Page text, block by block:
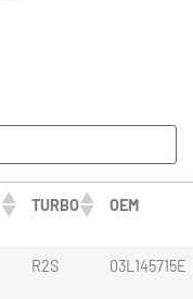
TURBO OEM
R2S 03L145715E